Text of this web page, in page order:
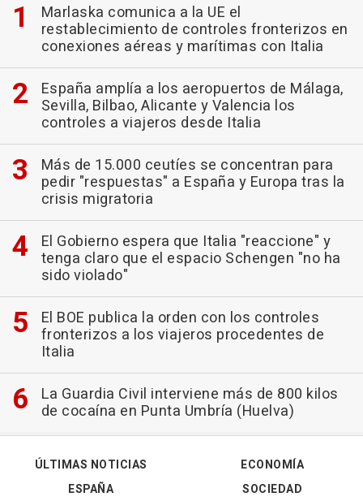
Marlaska comunica a la UE el
restablecimiento de controles fronterizos en
conexiones aéreas y marítimas con Italia
España amplía a los aeropuertos de Málaga,
Sevilla, Bilbao, Alicante y Valencia los
controles a viajeros desde Italia
Más de 15.000 ceutíes se concentran para
pedir "respuestas" a España y Europa tras la
crisis migratoria
El Gobierno espera que Italia "reaccione" y
tenga claro que el espacio Schengen "no ha
sido violado"
El BOE publica la orden con los controles
fronterizos a los viajeros procedentes de
Italia
La Guardia Civil interviene más de 800 kilos
de cocaína en Punta Umbría (Huelva)
ÚLTIMAS NOTICIAS
ESPAÑA
ECONOMÍA
SOCIEDAD